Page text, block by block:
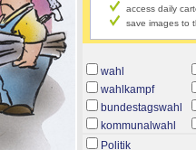
access daily
save images to
wahl
wahlkampf
bundestagswahl
kommunalwahl
Politik